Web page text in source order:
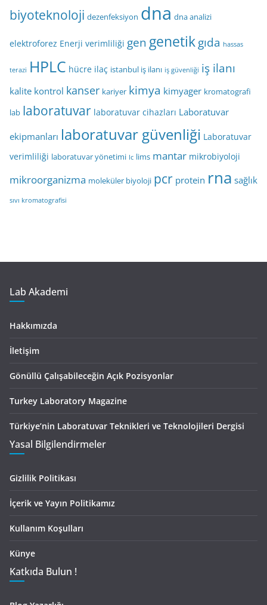
biyoteknoloji dezenfeksiyon dna dna analizi
elektroforez Enerji verimliliği gen genetikgıda hassas
terazi HPLC hücre ilaç istanbul iş ilanı iş güvenliği iş ilanı
kalite kontrol kanser kariyer kimya kimyager kromatografi
lab laboratuvar laboratuvar cihazları Laboratuvar
ekipmanları laboratuvar güvenliği Laboratuvar
verimliliği laboratuvar yönetimi lc lims mantar mikrobiyoloji
mikroorganizma moleküler biyoloji pcr protein rna sağlık
sıvı kromatografisi
Lab Akademi
Hakkımızda
İletişim
Gönüllü Çalışabileceğin Açık Pozisyonlar
Turkey Laboratory Magazine
Türkiye’nin Laboratuvar Teknikleri ve Teknolojileri Dergisi
Yasal Bilgilendirmeler
Gizlilik Politikası
İçerik ve Yayın Politikamız
Kullanım Koşulları
Künye
Katkıda Bulun !